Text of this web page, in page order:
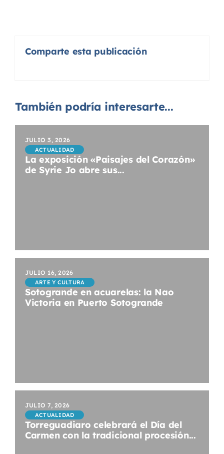
Comparte esta publicación
También podría interesarte...
JULIO 3, 2026
ACTUALIDAD
La exposición «Paisajes del Corazón»
de Syrie Jo abre sus...
JULIO 16, 2026
ARTE Y CULTURA
Sotogrande en acuarelas: la Nao
Victoria en Puerto Sotogrande
JULIO 7, 2026
ACTUALIDAD
Torreguadiaro celebrará el Día del
Carmen con la tradicional procesión...